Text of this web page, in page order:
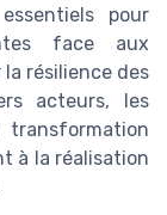
pour
face aux
résilience des
acteurs, les
à la réalisation